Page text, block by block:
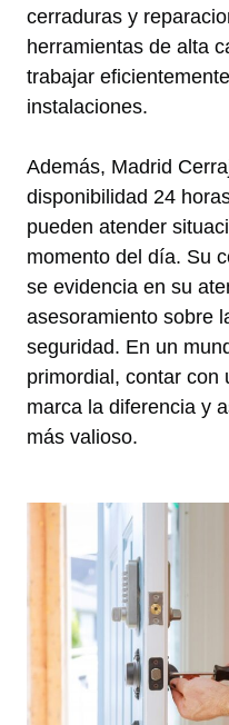
cerraduras y
herramientas de alta
trabajar
instalaciones.
Además, Madrid
disponibilidad 24
pueden atender
momento del día. Su
se evidencia en su
asesoramiento sobre
seguridad. En un
primordial, contar con
marca la diferencia y
más valioso.